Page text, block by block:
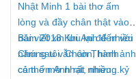
Nhật Minh 1 bài thơ ấm
lòng và đầy chân thật vào
năm 2018 Khi Anh đến với
Chúng tôi. Chân Thành
cảm ơn Anh rất nhiều...
Bài viết xin lưu lại để nhiều
năm sau vẫn còn, hình ảnh
có thể mờ nhạt, nhưng kỷ